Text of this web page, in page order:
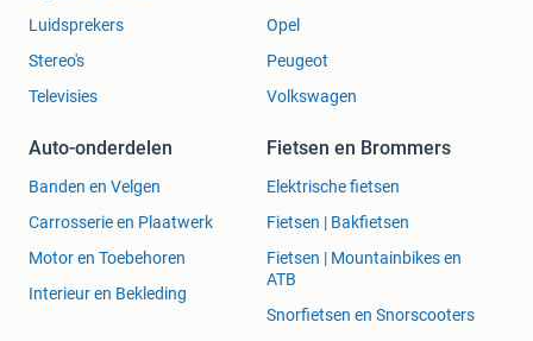
Luidsprekers
Stereo's
Televisies
Opel
Peugeot
Volkswagen
Auto-onderdelen
Banden en Velgen
Carrosserie en Plaatwerk
Motor en Toebehoren
Interieur en Bekleding
Fietsen en Brommers
Elektrische fietsen
Fietsen | Bakfietsen
Fietsen | Mountainbikes en
ATB
Snorfietsen en Snorscooters